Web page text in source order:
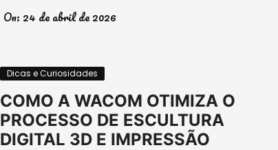
On: 24 de abril de 2026
Dicas e Curiosidades
COMO A WACOM OTIMIZA O
PROCESSO DE ESCULTURA
DIGITAL 3D E IMPRESSÃO